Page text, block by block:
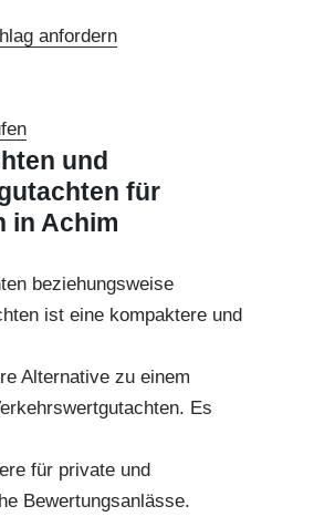
anfordern
und
für
in Achim
beziehungsweise
ist eine kompaktere und
Alternative zu einem
Es
für private und
Bewertungsanlässe.